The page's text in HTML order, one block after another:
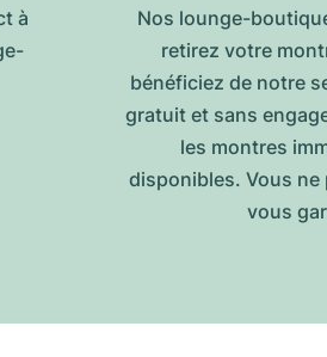
à
Nos lounge-
retirez votre
bénéficiez de notre
gratuit et sans
les montres
disponibles. Vous ne
vous